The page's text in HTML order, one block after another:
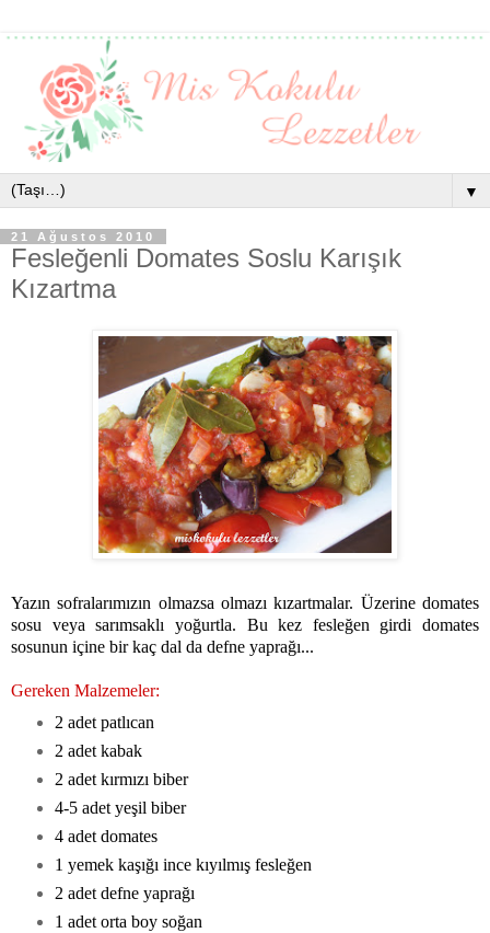
▼
21 Ağustos 2010
Fesleğenli Domates Soslu Karışık
Kızartma
Yazın sofralarımızın olmazsa olmazı kızartmalar. Üzerine domates
sosu veya sarımsaklı yoğurtla. Bu kez fesleğen girdi domates
sosunun içine bir kaç dal da defne yaprağı...
Gereken Malzemeler:
2 adet patlıcan
2 adet kabak
2 adet kırmızı biber
4-5 adet yeşil biber
4 adet domates
1 yemek kaşığı ince kıyılmış fesleğen
2 adet defne yaprağı
1 adet orta boy soğan